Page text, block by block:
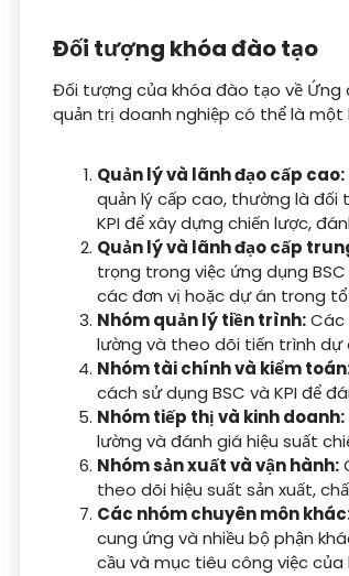
Đối tượng khóa đào tạo
Đối tượng của khóa đào tạo về Ứng
quản trị doanh nghiệp có thể là
Quản lý và lãnh đạo cấp cao:
quản lý cấp cao, thường là đối
KPI để xây dựng chiến lược,
Quản lý và lãnh đạo cấp
trọng trong việc ứng dụng
các đơn vị hoặc dự án trong
Nhóm quản lý tiền trình:Các
lường và theo dõi tiến trình
Nhóm tài chính và kiểm
cách sử dụng BSC và KPI để
Nhóm tiếp thị và kinh doanh:
lường và đánh giá hiệu suất
Nhóm sản xuất và vận hành:
theo dõi hiệu suất sản xuất,
Các nhóm chuyên môn
cung ứng và nhiều bộ phận
cầu và mục tiêu công việc của